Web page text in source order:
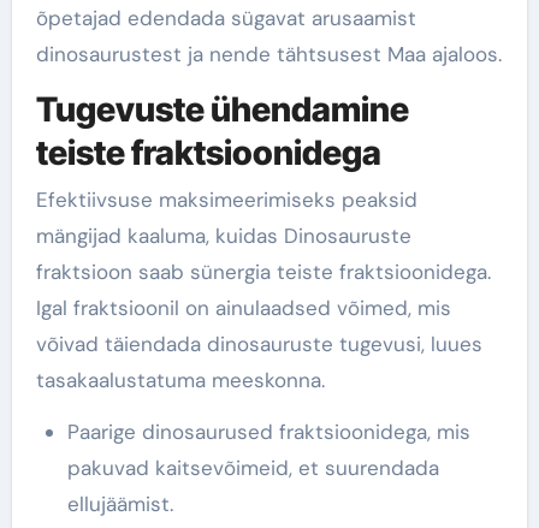
õpetajad edendada sügavat arusaamist
dinosaurustest ja nende tähtsusest Maa ajaloos.
Tugevuste ühendamine
teiste fraktsioonidega
Efektiivsuse maksimeerimiseks peaksid
mängijad kaaluma, kuidas Dinosauruste
fraktsioon saab sünergia teiste fraktsioonidega.
Igal fraktsioonil on ainulaadsed võimed, mis
võivad täiendada dinosauruste tugevusi, luues
tasakaalustatuma meeskonna.
Paarige dinosaurused fraktsioonidega, mis
pakuvad kaitsevõimeid, et suurendada
ellujäämist.